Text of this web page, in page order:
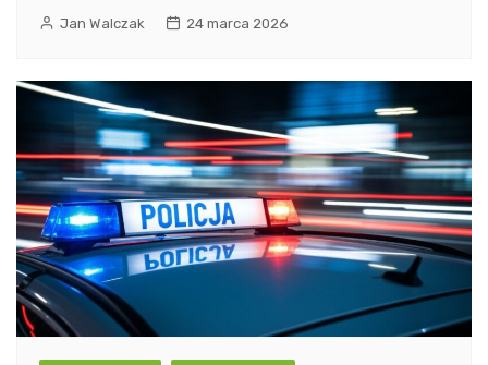
Jan Walczak 24 marca 2026